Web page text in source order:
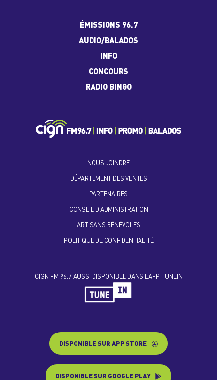
ÉMISSIONS 96.7
AUDIO/BALADOS
INFO
CONCOURS
RADIO BINGO
NOUS JOINDRE
DÉPARTEMENT DES VENTES
PARTENAIRES
CONSEIL D’ADMINISTRATION
ARTISANS BÉNÉVOLES
POLITIQUE DE CONFIDENTIALITÉ
CIGN FM 96.7 AUSSI DISPONIBLE DANS L’APP TUNEIN
DISPONIBLE SUR APP STORE
DISPONIBLE SUR GOOGLE PLAY